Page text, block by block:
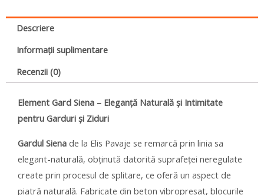
Descriere
Informații suplimentare
Recenzii (0)
Element Gard Siena – Eleganță Naturală și Intimitate
pentru Garduri și Ziduri
Gardul Siena de la Elis Pavaje se remarcă prin linia sa
elegant-naturală, obținută datorită suprafeței neregulate
create prin procesul de splitare, ce oferă un aspect de
piatră naturală. Fabricate din beton vibropresat, blocurile